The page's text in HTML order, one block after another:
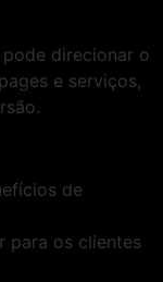
direcionar o
e serviços,
de
para os clientes